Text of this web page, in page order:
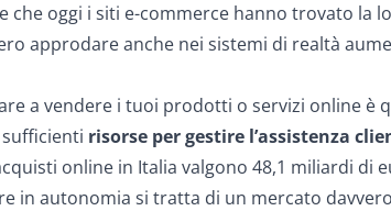
che oggi i siti e-commerce hanno trovato
approdare anche nei sistemi di realtà
a vendere i tuoi prodotti o servizi online
risorse per gestire l’assistenza
online in Italia valgono 48,1 miliardi di
in autonomia si tratta di un mercato